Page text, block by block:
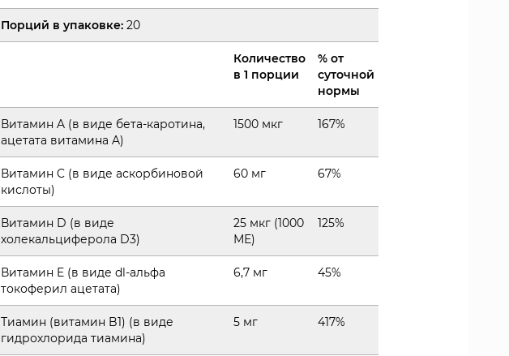
Порций в упаковке: 20
Количество
в 1 порции
% от
суточной
нормы
Витамин A (в виде бета-каротина,
ацетата витамина A)
1500 мкг 167%
Витамин C (в виде аскорбиновой
кислоты)
60 мг 67%
Витамин D (в виде
холекальциферола D3)
25 мкг (1000
МЕ)
125%
Витамин E (в виде dl-альфа
токоферил ацетата)
6,7 мг 45%
Тиамин (витамин B1) (в виде
гидрохлорида тиамина)
5 мг 417%